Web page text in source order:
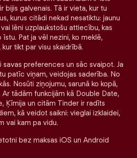
bijis galvenais. Tā ir vieta, kur tu
kurus citādi nekad nesatiktu: jaunu
lēni uzplaukstošu attiecību, kas
Pat ja vēl nezini, ko meklē,
tikt par visu skaidrībā.
preferences un sāc svaipot. Ja
patīc viņam, veidojas saderība. No
Nosūti ziņojumu, sarunā ko kopā,
Ar tādām funkcijām kā Double Date,
Ķīmija un citām Tinder ir radīts
kā veidot saikni: vieglai izklaidei,
vai kam pa vidu.
bez maksas iOS un Android